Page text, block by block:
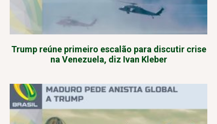
Trump reúne primeiro escalão para discutir crise
na Venezuela, diz Ivan Kleber